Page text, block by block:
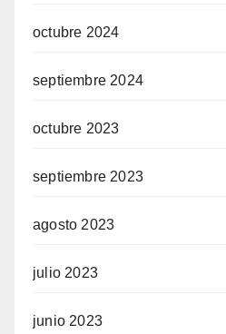
octubre 2024
septiembre 2024
octubre 2023
septiembre 2023
agosto 2023
julio 2023
junio 2023